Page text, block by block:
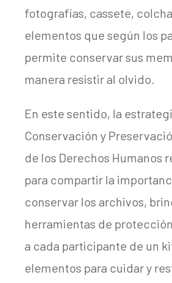
fotografías, cassete,
elementos que según los
permite conservar sus
manera resistir al olvido.
En este sentido, la
Conservación y
de los Derechos Humanos
para compartir la
conservar los archivos,
herramientas de
a cada participante de un
elementos para cuidar y